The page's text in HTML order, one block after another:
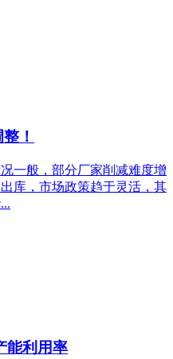
！
一般，部分厂家削减难度增
库，市场政策趋于灵活，其
能利用率